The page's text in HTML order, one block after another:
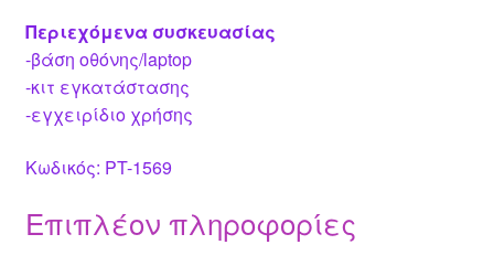
Περιεχόμενα συσκευασίας
-βάση οθόνης/laptop
-κιτ εγκατάστασης
-εγχειρίδιο χρήσης
Κωδικός: PT-1569
Επιπλέον πληροφορίες